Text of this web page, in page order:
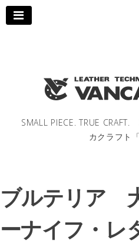
コ
ン
SMALL PIECE. TRUE
カクラフト
ブルテリア
ーナイフ・レ